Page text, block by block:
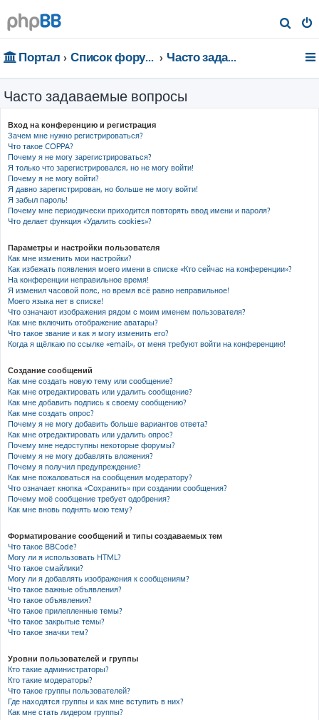
о
Портал Список форумов Часто задаваемые вопросы
Часто задаваемые вопросы
Вход на конференцию и регистрация
Зачем мне нужно регистрироваться?
Что такое COPPA?
Почему я не могу зарегистрироваться?
Я только что зарегистрировался, но не могу войти!
Почему я не могу войти?
Я давно зарегистрирован, но больше не могу войти!
Я забыл пароль!
Почему мне периодически приходится повторять ввод имени и пароля?
Что делает функция «Удалить cookies»?
Параметры и настройки пользователя
Как мне изменить мои настройки?
Как избежать появления моего имени в списке «Кто сейчас на конференции»?
На конференции неправильное время!
Я изменил часовой пояс, но время всё равно неправильное!
Моего языка нет в списке!
Что означают изображения рядом с моим именем пользователя?
Как мне включить отображение аватары?
Что такое звание и как я могу изменить его?
Когда я щёлкаю по ссылке «email», от меня требуют войти на конференцию!
Создание сообщений
Как мне создать новую тему или сообщение?
Как мне отредактировать или удалить сообщение?
Как мне добавить подпись к своему сообщению?
Как мне создать опрос?
Почему я не могу добавить больше вариантов ответа?
Как мне отредактировать или удалить опрос?
Почему мне недоступны некоторые форумы?
Почему я не могу добавлять вложения?
Почему я получил предупреждение?
Как мне пожаловаться на сообщения модератору?
Что означает кнопка «Сохранить» при создании сообщения?
Почему моё сообщение требует одобрения?
Как мне вновь поднять мою тему?
Форматирование сообщений и типы создаваемых тем
Что такое BBCode?
Могу ли я использовать HTML?
Что такое смайлики?
Могу ли я добавлять изображения к сообщениям?
Что такое важные объявления?
Что такое объявления?
Что такое прилепленные темы?
Что такое закрытые темы?
Что такое значки тем?
Уровни пользователей и группы
Кто такие администраторы?
Кто такие модераторы?
Что такое группы пользователей?
Где находятся группы и как мне вступить в них?
Как мне стать лидером группы?